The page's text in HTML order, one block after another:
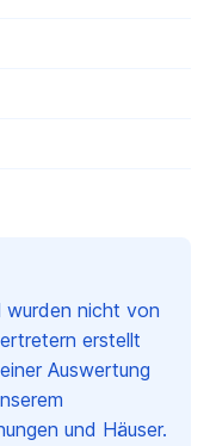
wurden nicht von
erstellt
Auswertung
und Häuser.